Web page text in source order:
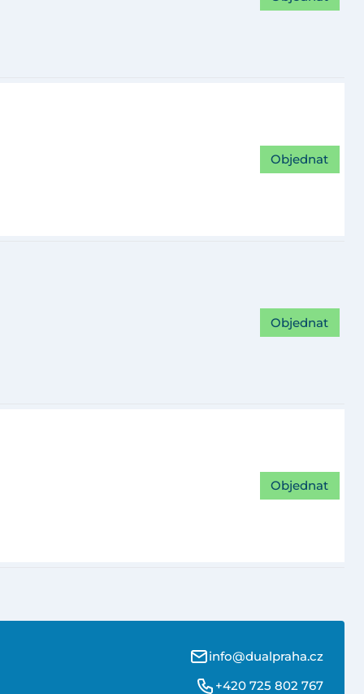
Objednat
Objednat
Objednat
info@dualpraha.cz
+420 725 802 767